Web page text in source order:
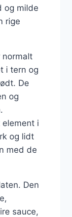
og milde
rige
normalt
i tern og
De
og
i
og lidt
med de
Den
sauce,